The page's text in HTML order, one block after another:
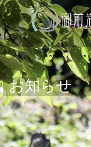
お知らせ